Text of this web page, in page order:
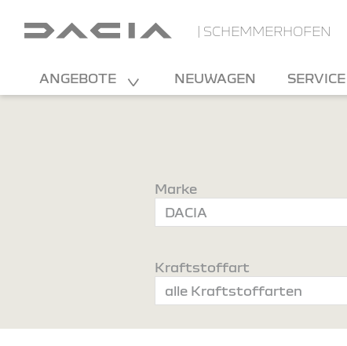
| SCHEMMERHOFEN
ANGEBOTE NEUWAGEN SERVICE
Marke
Kraftstoffart